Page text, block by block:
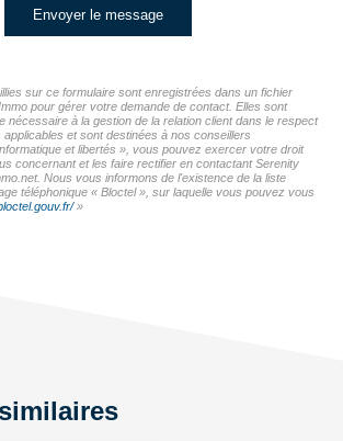
Envoyer le message
sur ce formulaire sont enregistrées dans un fichier
pour gérer votre demande de contact. Elles sont
nécessaire à la gestion de la relation client dans le respect
et sont destinées à nos conseillers
et libertés », vous pouvez exercer votre droit
concernant et les faire rectifier en contactant Serenity
Nous vous informons de l'existence de la liste
téléphonique « Bloctel », sur laquelle vous pouvez vous
»